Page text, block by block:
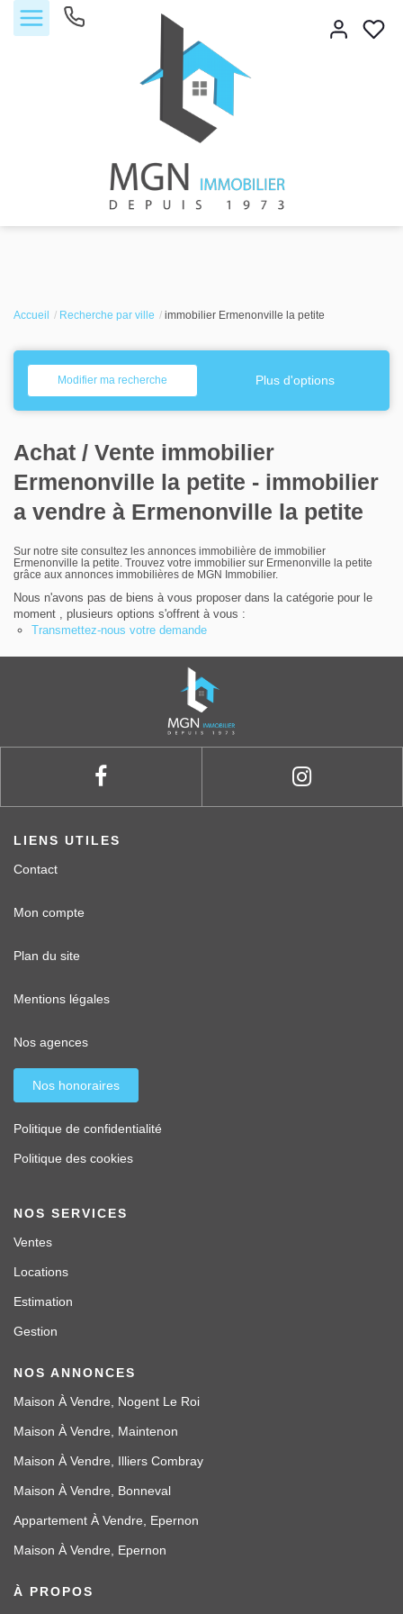
Acheter
Vendre
Louer
Nos agences
Contact
Accueil Recherche par ville immobilier Ermenonville la petite
Modifier ma recherche Plus d'options
Achat / Vente immobilier
Ermenonville la petite - immobilier
a vendre à Ermenonville la petite
Sur notre site consultez les annonces immobilière de immobilier
Ermenonville la petite. Trouvez votre immobilier sur Ermenonville la petite
grâce aux annonces immobilières de MGN Immobilier.
Nous n'avons pas de biens à vous proposer dans la catégorie pour le
moment , plusieurs options s'offrent à vous :
Transmettez-nous votre demande
LIENS UTILES
Contact
Mon compte
Plan du site
Mentions légales
Nos agences
Nos honoraires
Politique de confidentialité
Politique des cookies
NOS SERVICES
Ventes
Locations
Estimation
Gestion
NOS ANNONCES
Maison À Vendre, Nogent Le Roi
Maison À Vendre, Maintenon
Maison À Vendre, Illiers Combray
Maison À Vendre, Bonneval
Appartement À Vendre, Epernon
Maison À Vendre, Epernon
À PROPOS